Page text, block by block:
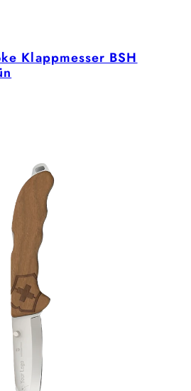
Klappmesser BSH